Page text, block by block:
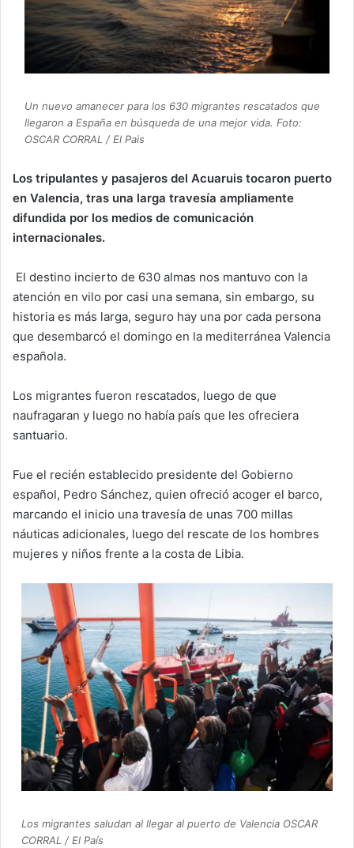
Un nuevo amanecer para los 630 migrantes rescatados que
llegaron a España en búsqueda de una mejor vida. Foto:
OSCAR CORRAL / El Pais
Los tripulantes y pasajeros del Acuaruis tocaron puerto
en Valencia, tras una larga travesía ampliamente
difundida por los medios de comunicación
internacionales.
El destino incierto de 630 almas nos mantuvo con la
atención en vilo por casi una semana, sin embargo, su
historia es más larga, seguro hay una por cada persona
que desembarcó el domingo en la mediterránea Valencia
española.
Los migrantes fueron rescatados, luego de que
naufragaran y luego no había país que les ofreciera
santuario.
Fue el recién establecido presidente del Gobierno
español, Pedro Sánchez, quien ofreció acoger el barco,
marcando el inicio una travesía de unas 700 millas
náuticas adicionales, luego del rescate de los hombres
mujeres y niños frente a la costa de Libia.
Los migrantes saludan al llegar al puerto de Valencia OSCAR
CORRAL / El País